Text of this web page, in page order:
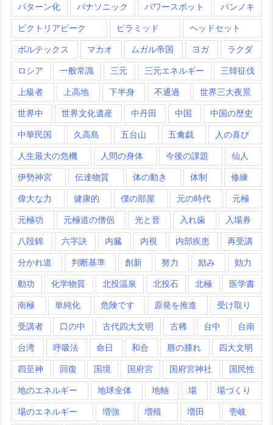
パターン化 パナソニック パワースポット パンノキ
ビクトリアピーク ピラミッド ヘッドセット
ボルテックス マカオ ムガル帝国 ヨガ ラクダ
ロシア 一般常識 三元 三元エネルギー 三韓征伐
上級者 上高地 下半身 不通過 世界三大夜景
世界中 世界文化遺産 中丹田 中国 中国の歴史
中華民国 久高島 五台山 五禽戯 人の喜び
人生最大の危機 人間の身体 今後の課題 仙人
伊勢神宮 伝達物質 体の動き 体制 修練
偉大な力 健康的 僕の部屋 元の時代 元極
元極功 元極道の僧侶 光と音 入れ歯 入場券
八段錦 六字訣 内臓 内視 内部疾患 再受講
分かれ道 判断基準 創新 努力 励み 効力
動功 化学物質 北投温泉 北投石 北極 医学書
南極 単純化 危険です 原発を推進 受け取り
受講者 口の中 古代四大文明 古稀 台中 台南
台湾 呼吸法 命日 和合 唇の腫れ 四大文明
四至神 回復 国境 国府宮 国府宮神社 国民性
地のエネルギー 地球全体 地軸 場 場づくり
場のエネルギー 増強 増殖 増田 壱岐